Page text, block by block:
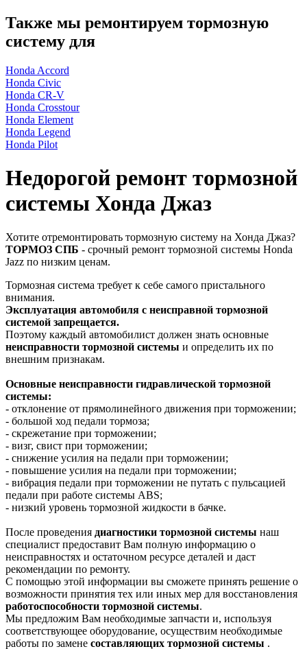
Также мы ремонтируем тормозную
систему для
Honda Accord
Honda Civic
Honda CR-V
Honda Crosstour
Honda Element
Honda Legend
Honda Pilot
Недорогой ремонт тормозной
системы Хонда Джаз
Хотите отремонтировать тормозную систему на Хонда Джаз?
ТОРМОЗ СПБ - срочный ремонт тормозной системы Honda
Jazz по низким ценам.
Тормозная система требует к себе самого пристального
внимания.
Эксплуатация автомобиля с неисправной тормозной
системой запрещается.
Поэтому каждый автомобилист должен знать основные
неисправности тормозной системы и определить их по
внешним признакам.
Основные неисправности гидравлической тормозной
системы:
- отклонение от прямолинейного движения при торможении;
- большой ход педали тормоза;
- скрежетание при торможении;
- визг, свист при торможении;
- снижение усилия на педали при торможении;
- повышение усилия на педали при торможении;
- вибрация педали при торможении не путать с пульсацией
педали при работе системы ABS;
- низкий уровень тормозной жидкости в бачке.
После проведения диагностики тормозной системы наш
специалист предоставит Вам полную информацию о
неисправностях и остаточном ресурсе деталей и даст
рекомендации по ремонту.
С помощью этой информации вы сможете принять решение о
возможности принятия тех или иных мер для восстановления
работоспособности тормозной системы.
Мы предложим Вам необходимые запчасти и, используя
соответствующее оборудование, осуществим необходимые
работы по замене составляющих тормозной системы .